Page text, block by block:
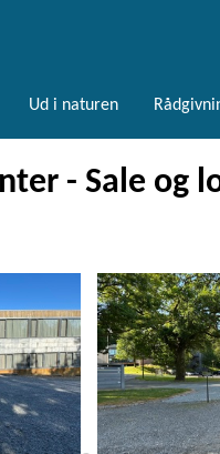
Ud i naturen
- Sale og